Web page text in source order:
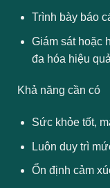
Trình bày báo
Giám sát hoặc
đa hóa hiệu
Khả năng cần có
Sức khỏe tốt,
Luôn duy trì
Ổn định cảm